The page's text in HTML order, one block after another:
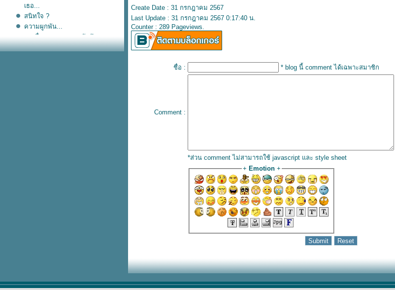
เธอ...
สนิทใจ ?
ความผูกพัน...
การสื่อสาร...และการรับฟัง...
Sorry...
Create Date : 31 กรกฎาคม 2567
Last Update : 31 กรกฎาคม 2567 0:17:40 น.
Counter : 289 Pageviews.
ชื่อ : * blog นี้ comment ได้เฉพาะสมาชิก
Comment :
*ส่วน comment ไม่สามารถใช้ javascript และ style sheet
+ Emotion+